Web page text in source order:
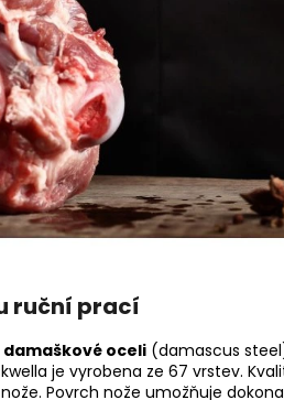
ruční prací
oceli (damascus
je vyrobena ze 67 vrstev.
Povrch nože umožňuje